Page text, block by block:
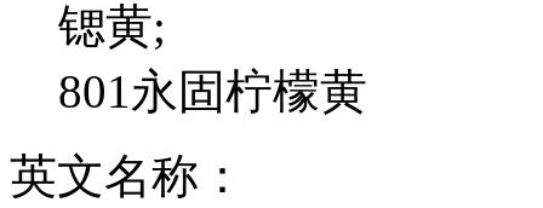
锶黄;
801永固柠檬黄
英文名称：